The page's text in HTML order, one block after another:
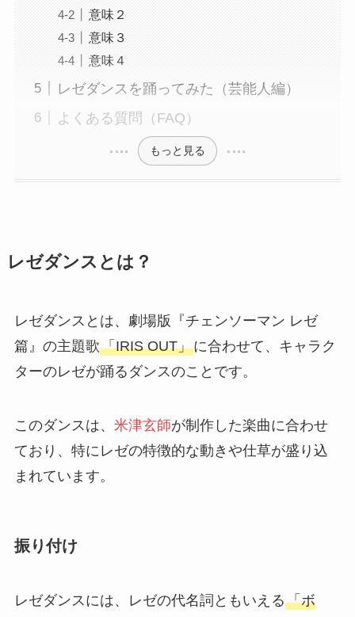
意味２
意味３
意味４
レゼダンスを踊ってみた（芸能人編）
よくある質問（FAQ）
もっと見る
レゼダンスとは？
レゼダンスとは、劇場版『チェンソーマン レゼ
篇』の主題歌「IRIS OUT」に合わせて、キャラク
ターのレゼが踊るダンスのことです。
このダンスは、 米津玄師が制作した楽曲に合わせ
ており、特にレゼの特徴的な動きや仕草が盛り込
まれています。
振り付け
レゼダンスには、レゼの代名詞ともいえる「ボ